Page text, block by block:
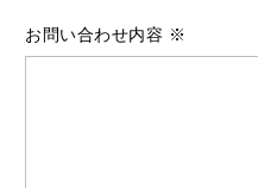
お問い合わせ内容 ※